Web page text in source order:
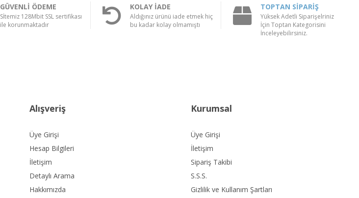
GÜVENLİ ÖDEME
Sİtemiz 128Mbit SSL sertifikası
ile korunmaktadır
KOLAY İADE
Aldığınız ürünü iade etmek hiç
bu kadar kolay olmamıştı
TOPTAN SİPARİŞ
Yüksek Adetli Siparişelriniz
İçin Toptan Kategorisini
İnceleyebilirsiniz.
Alışveriş
Üye Girişi
Hesap Bilgileri
İletişim
Detaylı Arama
Hakkımızda
Kurumsal
Üye Girişi
İletişim
Sipariş Takibi
S.S.S.
Gizlilik ve Kullanım Şartları